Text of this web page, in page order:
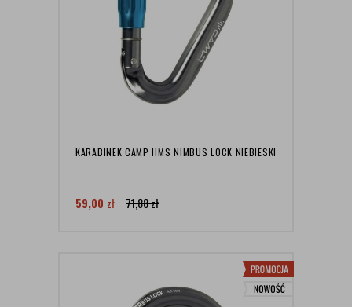
KARABINEK CAMP HMS NIMBUS LOCK NIEBIESKI
59,00 zł 71,88zł